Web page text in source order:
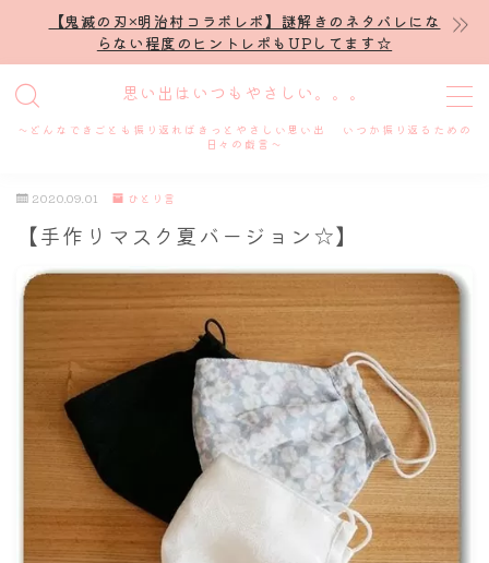
【鬼滅の刃×明治村コラボレポ】謎解きのネタバレにな
らない程度のヒントレポもUPしてます☆
思い出はいつもやさしい。。。
～どんなできごとも振り返ればきっとやさしい思い出 いつか振り返るための
日々の戯言～
MENU
プロフィール
謎解き
舞台・ライブ
名古屋
ナナちゃん人形
2020.09.01 ひとり言
【手作りマスク夏バージョン☆】